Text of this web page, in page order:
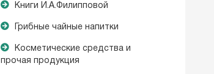
Книги И.А.Филипповой
Грибные чайные напитки
Косметические средства и
прочая продукция